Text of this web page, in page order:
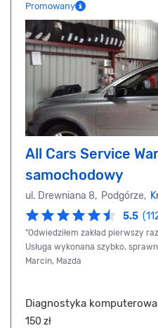
Promowany
All Cars Service
samochodowy
ul. Drewniana 8, Podgórze,
5.5
"Odwiedziłem zakład pierwszy
Usługa wykonana szybko,
Marcin, Mazda
Diagnostyka komputerowa
150 zł